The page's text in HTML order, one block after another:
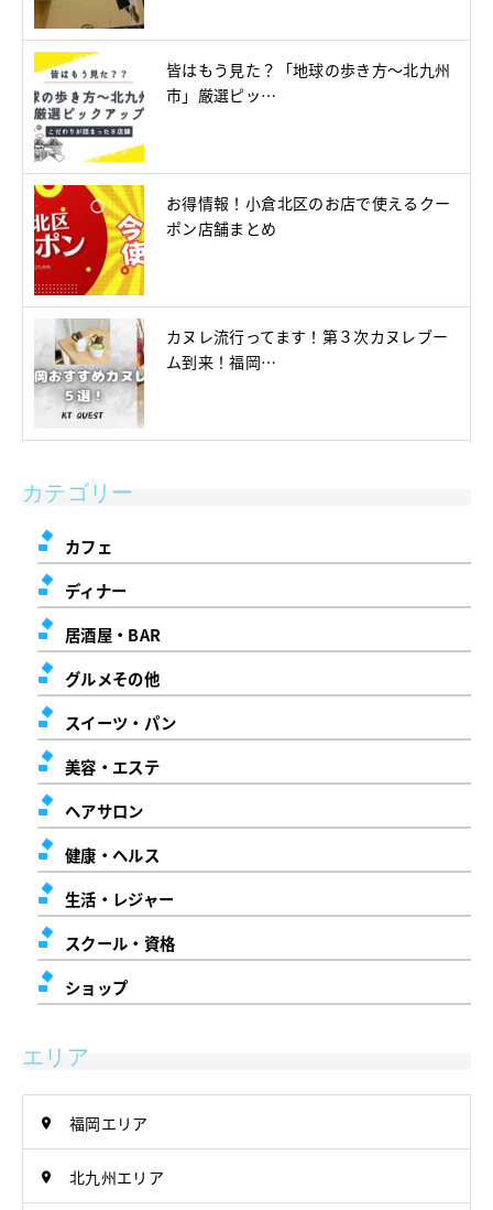
皆はもう見た？「地球の歩き方～北九州
市」厳選ピッ…
お得情報！小倉北区のお店で使えるクー
ポン店舗まとめ
カヌレ流行ってます！第３次カヌレブー
ム到来！福岡…
カテゴリー
カフェ
ディナー
居酒屋・BAR
グルメその他
スイーツ・パン
美容・エステ
ヘアサロン
健康・ヘルス
生活・レジャー
スクール・資格
ショップ
エリア
福岡エリア
北九州エリア